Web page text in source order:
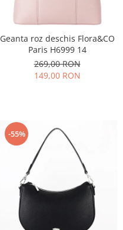
Geanta roz deschis Flora&CO
Paris H6999 14
269,00 RON
149,00 RON
-55%